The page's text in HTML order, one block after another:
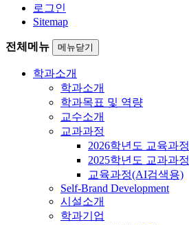
로그인
Sitemap
전체메뉴 메뉴닫기
학과소개
학과소개
학과목표 및 역량
교수소개
교과과정
2026학년도 교육과정
2025학년도 교과과정
교육과정(AI검색용)
Self-Brand Development
시설소개
학과기업